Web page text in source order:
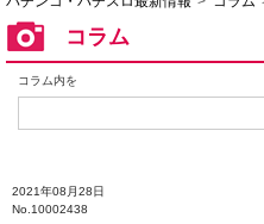
コラム
コラム内を
2021年08月28日
No.10002438